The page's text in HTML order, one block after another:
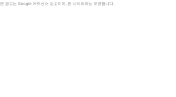
본 광고는 Google 애드센스 광고이며, 본 사이트와는 무관합니다.